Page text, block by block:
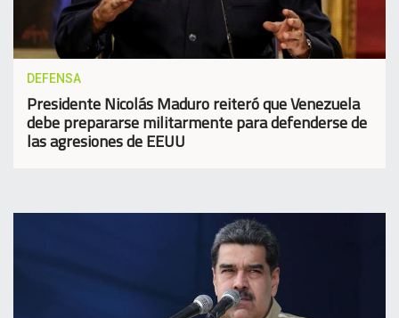
DEFENSA
Presidente Nicolás Maduro reiteró que Venezuela
debe prepararse militarmente para defenderse de
las agresiones de EEUU